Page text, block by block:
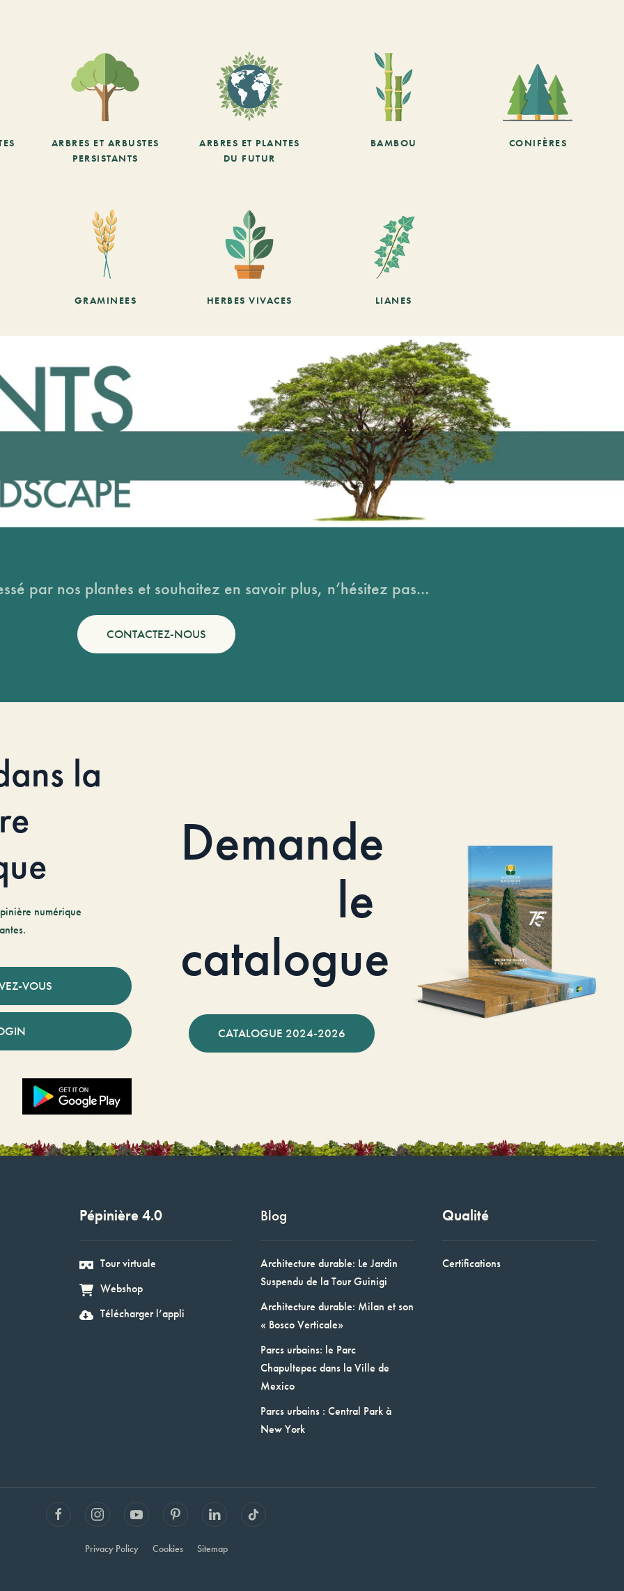
ARBRES ET ARBUSTES
PERSISTANTS
ARBRES ET PLANTES
DU FUTUR
BAMBOU CONIFÈRES
GRAMINEES HERBES VIVACES LIANES
par nos plantes et souhaitez en savoir plus, n’hésitez pas...
CONTACTEZ-NOUS
la
numérique
VOUS
Demande
le
catalogue
CATALOGUE 2024-2026
Pépinière 4.0
Tour virtuale
Webshop
Télécharger l’appli
Blog
Architecture durable: Le Jardin
Suspendu de la Tour Guinigi
Architecture durable: Milan et son
« Bosco Verticale»
Parcs urbains: le Parc
Chapultepec dans la Ville de
Mexico
Parcs urbains : Central Park à
New York
Qualité
Certifications
Privacy Policy Cookies Sitemap